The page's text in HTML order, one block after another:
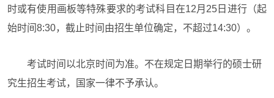
时或有使用画板等特殊要求的考试科目在12月25日进行（起
始时间8:30，截止时间由招生单位确定，不超过14:30）。
考试时间以北京时间为准。不在规定日期举行的硕士研
究生招生考试，国家一律不予承认。